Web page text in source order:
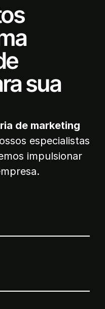
sua
de marketing
especialistas
impulsionar